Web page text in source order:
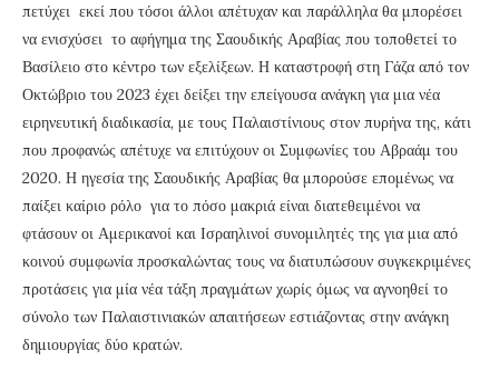
πετύχει εκεί που τόσοι άλλοι απέτυχαν και παράλληλα θα μπορέσει
να ενισχύσει το αφήγημα της Σαουδικής Αραβίας που τοποθετεί το
Βασίλειο στο κέντρο των εξελίξεων. Η καταστροφή στη Γάζα από τον
Οκτώβριο του 2023 έχει δείξει την επείγουσα ανάγκη για μια νέα
ειρηνευτική διαδικασία, με τους Παλαιστίνιους στον πυρήνα της, κάτι
που προφανώς απέτυχε να επιτύχουν οι Συμφωνίες του Αβραάμ του
2020. Η ηγεσία της Σαουδικής Αραβίας θα μπορούσε επομένως να
παίξει καίριο ρόλο για το πόσο μακριά είναι διατεθειμένοι να
φτάσουν οι Αμερικανοί και Ισραηλινοί συνομιλητές της για μια από
κοινού συμφωνία προσκαλώντας τους να διατυπώσουν συγκεκριμένες
προτάσεις για μία νέα τάξη πραγμάτων χωρίς όμως να αγνοηθεί το
σύνολο των Παλαιστινιακών απαιτήσεων εστιάζοντας στην ανάγκη
δημιουργίας δύο κρατών.